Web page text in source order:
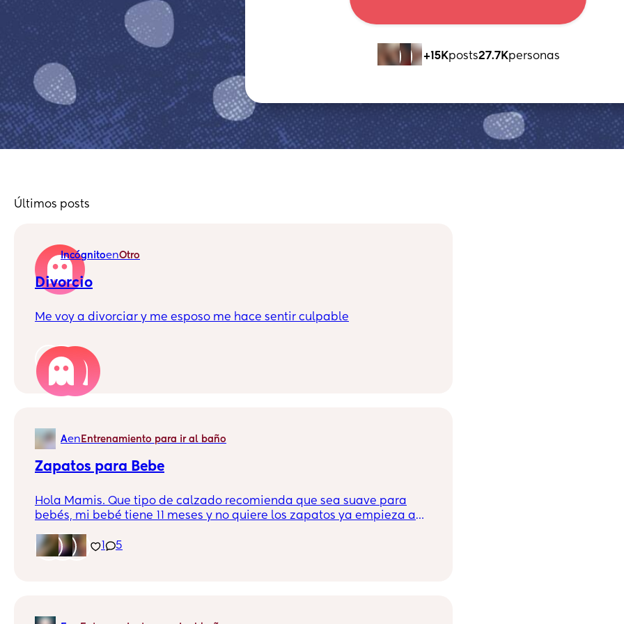
+15Kposts27.7Kpersonas
Últimos posts
IncógnitoenOtro
Divorcio
Me voy a divorciar y me esposo me hace sentir culpable
Aen Entrenamiento para ir al baño
Zapatos para Bebe
Hola Mamis. Que tipo de calzado recomienda que sea suave para
bebés, mi bebé tiene 11 meses y no quiere los zapatos ya empieza a
Cuales usan ustedes para sus bebes?
1 5